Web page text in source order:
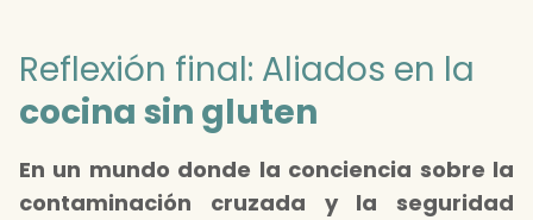
Reflexión final: Aliados en la
cocina sin gluten
En un mundo donde la conciencia sobre la
contaminación cruzada y la seguridad